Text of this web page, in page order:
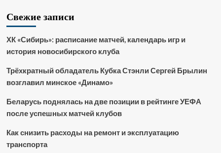
Свежие записи
ХК «Сибирь»: расписание матчей, календарь игр и
история новосибирского клуба
Трёхкратный обладатель Кубка Стэнли Сергей Брылин
возглавил минское «Динамо»
Беларусь поднялась на две позиции в рейтинге УЕФА
после успешных матчей клубов
Как снизить расходы на ремонт и эксплуатацию
транспорта